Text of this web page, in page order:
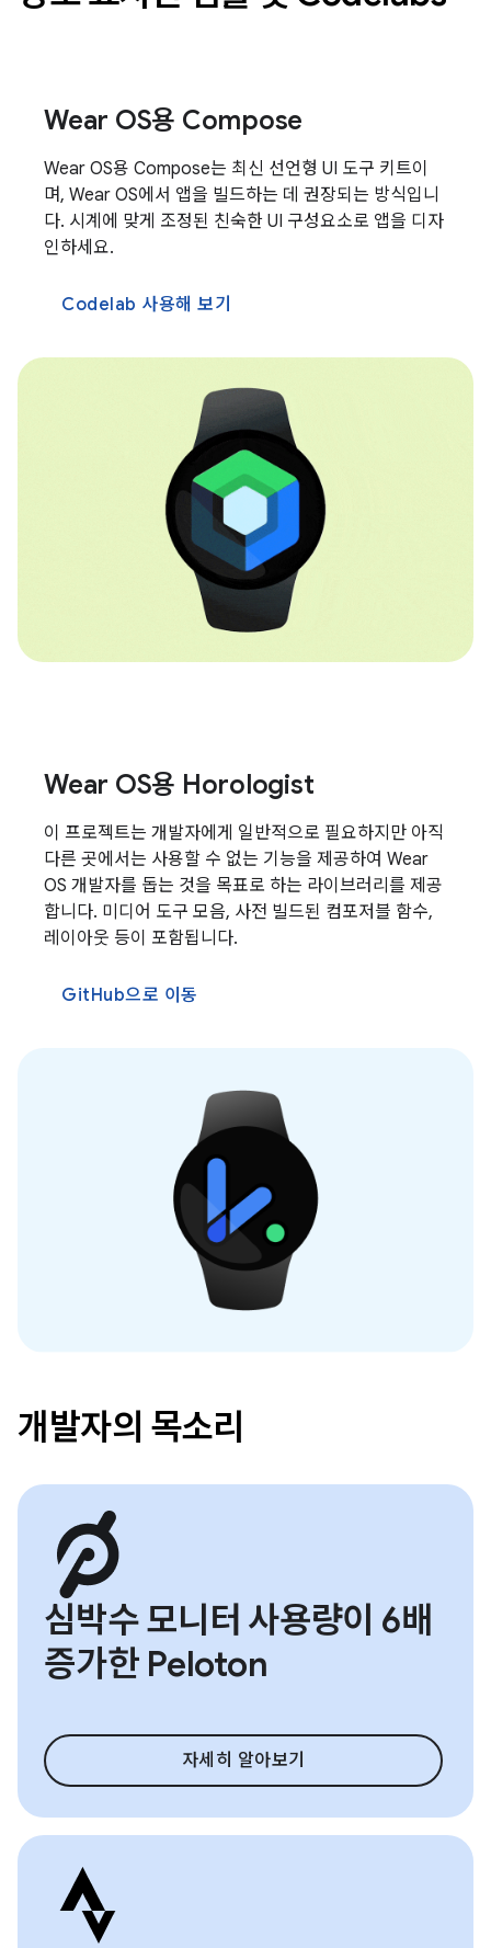
Wear OS용 Compose
Wear OS용 Compose는 최신 선언형 UI 도구 키트이
며, Wear OS에서 앱을 빌드하는 데 권장되는 방식입니
다. 시계에 맞게 조정된 친숙한 UI 구성요소로 앱을 디자
인하세요.
Codelab 사용해 보기
Wear OS용 Horologist
이 프로젝트는 개발자에게 일반적으로 필요하지만 아직
다른 곳에서는 사용할 수 없는 기능을 제공하여 Wear
OS 개발자를 돕는 것을 목표로 하는 라이브러리를 제공
합니다. 미디어 도구 모음, 사전 빌드된 컴포저블 함수,
레이아웃 등이 포함됩니다.
GitHub으로 이동
개발자의 목소리
심박수 모니터 사용량이 6배
증가한 Peloton
자세히 알아보기